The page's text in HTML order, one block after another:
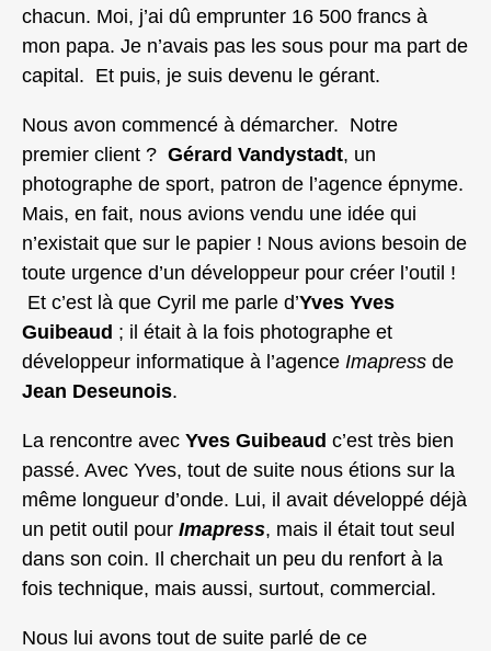
chacun. Moi, j’ai dû emprunter 16 500 francs à
mon papa. Je n’avais pas les sous pour ma part de
capital. Et puis, je suis devenu le gérant.
Nous avon commencé à démarcher. Notre
premier client ? Gérard Vandystadt, un
photographe de sport, patron de l’agence épnyme.
Mais, en fait, nous avions vendu une idée qui
n’existait que sur le papier ! Nous avions besoin de
toute urgence d’un développeur pour créer l’outil !
Et c’est là que Cyril me parle d’Yves Yves
Guibeaud ; il était à la fois photographe et
développeur informatique à l’agence Imapress de
Jean Deseunois.
La rencontre avec Yves Guibeaud c’est très bien
passé. Avec Yves, tout de suite nous étions sur la
même longueur d’onde. Lui, il avait développé déjà
un petit outil pour Imapress, mais il était tout seul
dans son coin. Il cherchait un peu du renfort à la
fois technique, mais aussi, surtout, commercial.
Nous lui avons tout de suite parlé de ce